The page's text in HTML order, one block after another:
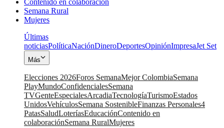
Semana Rural
Mujeres
Últimas
noticiasPolíticaNaciónDineroDeportesOpiniónImpresaJet Set
Más
Elecciones 2026Foros SemanaMejor ColombiaSemana
PlayMundoConfidencialesSemana
TVGenteEspecialesArcadiaTecnologíaTurismoEstados
UnidosVehículosSemana SostenibleFinanzas Personales4
PatasSaludLoteríasEducaciónContenido en
colaboraciónSemana RuralMujeres